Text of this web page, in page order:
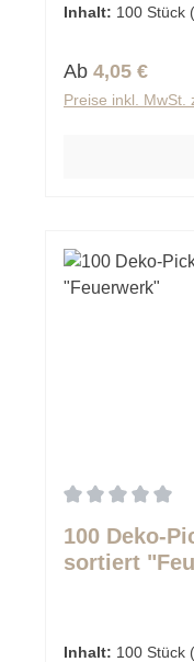
Inhalt: 100 Stück
Regulärer Preis:
Ab 4,05 €
Preise inkl. MwSt.
100 Deko-
sortiert
Inhalt: 100 Stück